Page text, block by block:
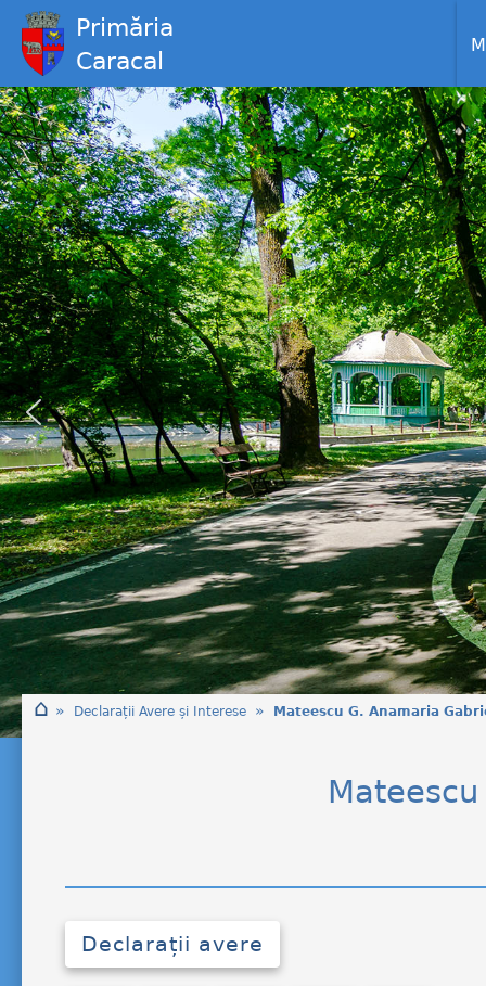
Primăria
Caracal
⌂ » Declarații Avere și Interese » Mateescu G. Anamaria
Declarații avere